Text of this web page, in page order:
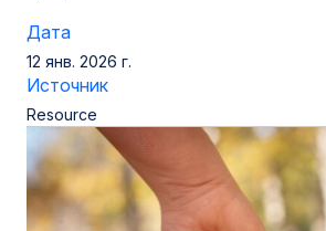
Дата
12 янв. 2026 г.
Источник
Resource